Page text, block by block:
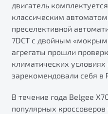
Универсальный кроссовер
от 2 499 990 ₽*
Обзор В наличии
Запись на сервис
Калькулятор ТО
Клиентская
двигатель
классическим
преселективной
7DCT с двойным
агрегаты прошли
климатических условиях
зарекомендовали себя в
В течение года Belgee
популярных